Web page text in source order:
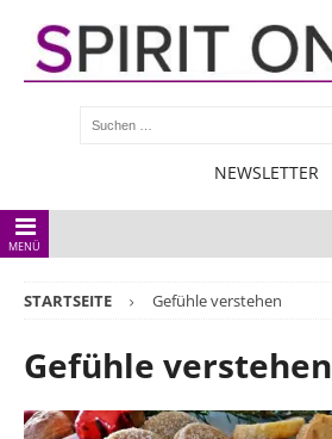
NEWSLETTER
MENÜ
STARTSEITE Gefühle verstehen
Gefühle verstehen